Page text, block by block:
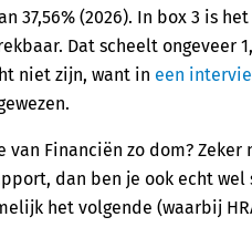
37,56% (2026). In box 3 is
Dat scheelt ongeveer
niet zijn, want in een
Financiën zo dom? Zeker
dan ben je ook echt wel
het volgende (waarbij